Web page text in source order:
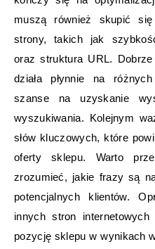
muszą również skupić
strony, takich jak
oraz struktura URL.
działa płynnie na
szanse na uzyskanie
wyszukiwania. Kolejnym
słów kluczowych, które
oferty sklepu. Warto
zrozumieć, jakie frazy są
potencjalnych klientów.
innych stron
pozycję sklepu w wynikach